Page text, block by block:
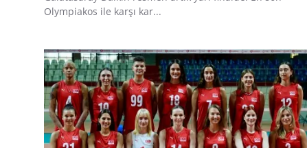
Olympiakos ile karşı kar...